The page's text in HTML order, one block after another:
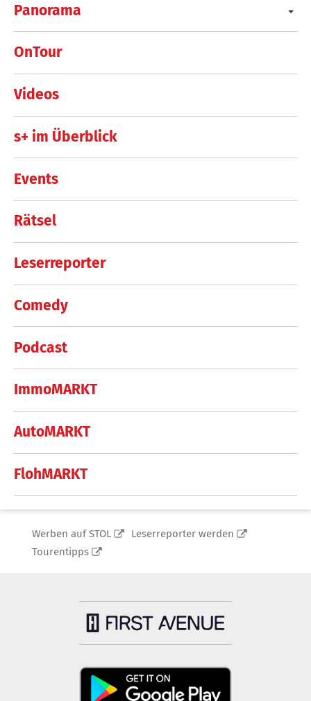
Panorama
OnTour
Videos
s+ im Überblick
Events
Rätsel
Leserreporter
Comedy
Podcast
ImmoMARKT
AutoMARKT
FlohMARKT
Werben auf STOL
Leserreporter werden
Tourentipps